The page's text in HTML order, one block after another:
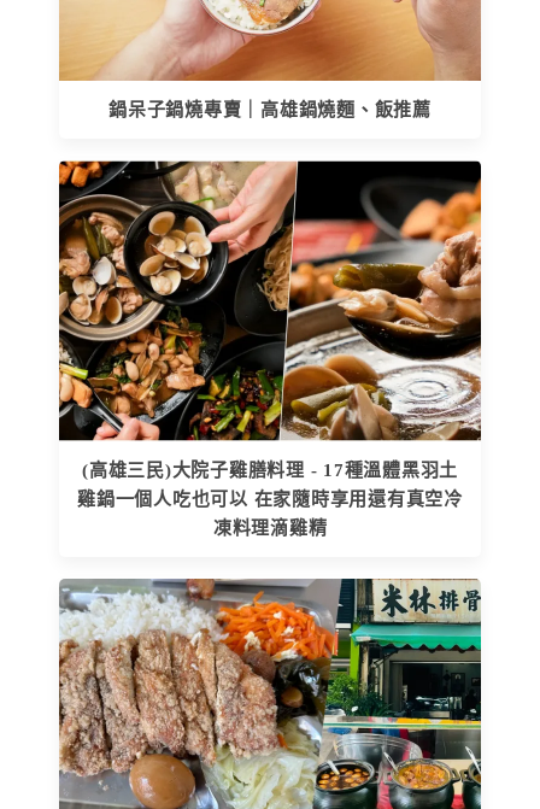
鍋呆子鍋燒專賣｜高雄鍋燒麵、飯推薦
(高雄三民)大院子雞膳料理 - 17種溫體黑羽土
雞鍋一個人吃也可以 在家隨時享用還有真空冷
凍料理滴雞精